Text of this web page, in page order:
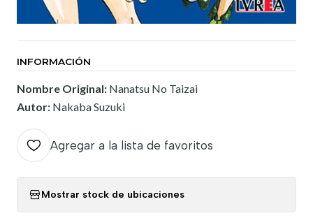
INFORMACIÓN
Nombre Original: Nanatsu No Taizai
Autor: Nakaba Suzuki
Agregar a la lista de favoritos
Mostrar stock de ubicaciones